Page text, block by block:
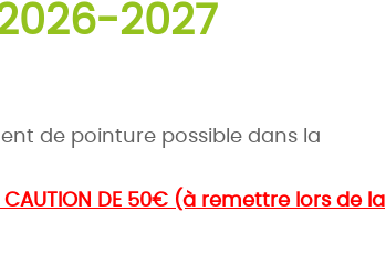
2027
de pointure possible dans la
CAUTION DE 50€ (à remettre lors de la